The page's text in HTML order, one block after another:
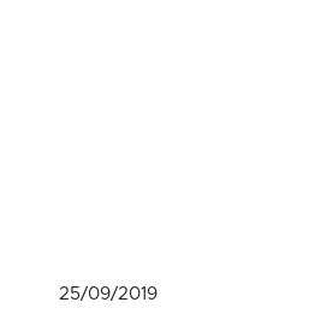
25/09/2019